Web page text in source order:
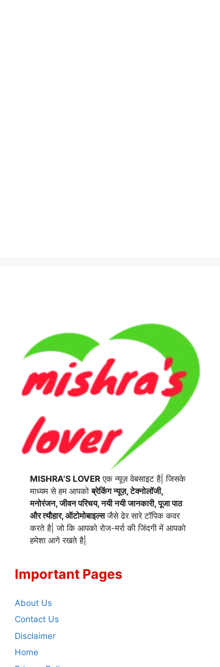
MISHRA'S LOVER एक न्यूज़ वेबसाइट है| जिसके
माध्यम से हम आपकोब्रेकिंग न्यूज़, टेक्नोलॉजी,
मनोरंजन, जीवन परिचय, नयी नयी जानकारी, पूजा पाठ
और त्यौहार, ऑटोमोबाइल्सजैसे ढेर सारे टॉपिक कवर
करते है| जो कि आपको रोज-मर्रा की जिंदगी में आपको
हमेशा आगे रखते है|
Important Pages
About Us
Contact Us
Disclaimer
Home